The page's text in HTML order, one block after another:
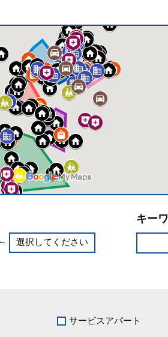
～
キー
サービスアパート